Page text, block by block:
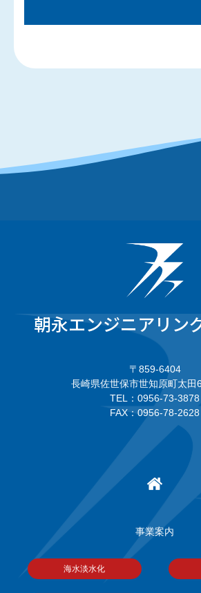
朝永エンジニアリン
〒859-6404
長崎県佐世保市世知原町太田
TEL：0956-73-3878
FAX：0956-78-2628
事業案内
海水淡水化